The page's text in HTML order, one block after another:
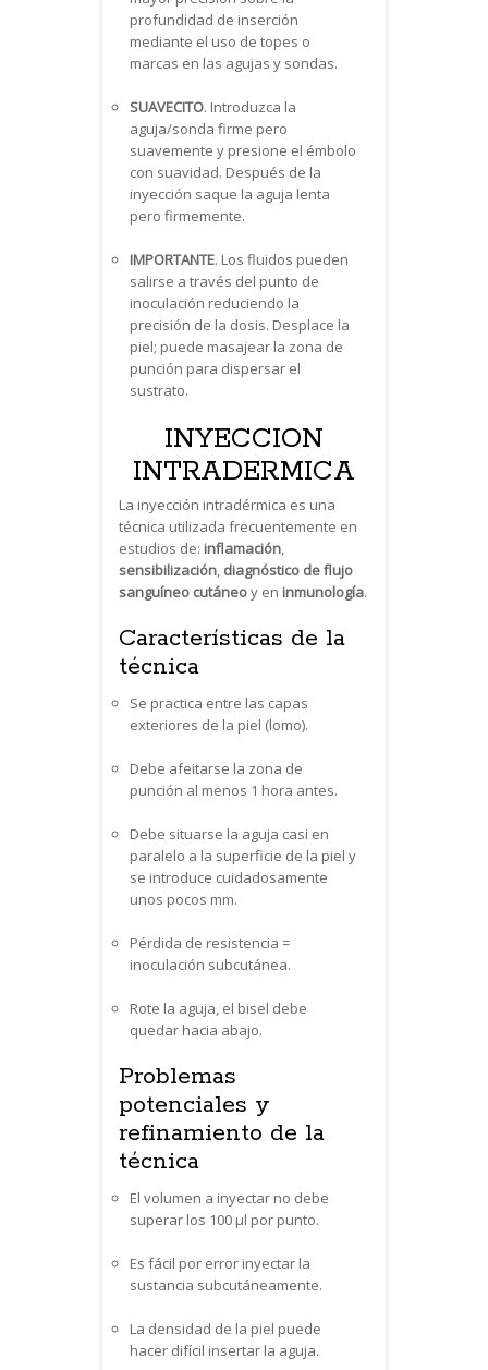
profundidad de inserción
mediante el uso de topes o
marcas en las agujas y sondas.
SUAVECITO. Introduzca la
aguja/sonda firme pero
suavemente y presione el émbolo
con suavidad. Después de la
inyección saque la aguja lenta
pero firmemente.
IMPORTANTE. Los fluidos pueden
salirse a través del punto de
inoculación reduciendo la
precisión de la dosis. Desplace la
piel; puede masajear la zona de
punción para dispersar el
sustrato.
INYECCION
INTRADERMICA
La inyección intradérmica es una
técnica utilizada frecuentemente en
estudios de: inflamación,
sensibilización, diagnóstico de flujo
sanguíneo cutáneoy en inmunología.
Características de la
técnica
Se practica entre las capas
exteriores de la piel (lomo).
Debe afeitarse la zona de
punción al menos 1 hora antes.
Debe situarse la aguja casi en
paralelo a la superficie de la piel y
se introduce cuidadosamente
unos pocos mm.
Pérdida de resistencia =
inoculación subcutánea.
Rote la aguja, el bisel debe
quedar hacia abajo.
Problemas
potenciales y
refinamiento de la
técnica
El volumen a inyectar no debe
superar los 100 µl por punto.
Es fácil por error inyectar la
sustancia subcutáneamente.
La densidad de la piel puede
hacer difícil insertar la aguja.